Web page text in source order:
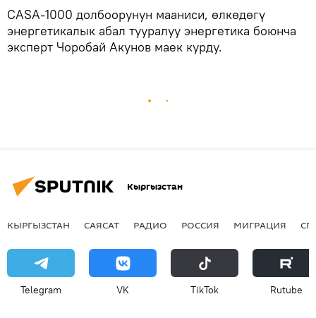
CASA-1000 долбоорунун мааниси, өлкөдөгү
энергетикалык абал тууралуу энергетика боюнча
эксперт Чоробай Акунов маек курду.
Кыргызстан
КЫРГЫЗСТАН САЯСАТ РАДИО РОССИЯ МИГРАЦИЯ
Telegram VK ТikТоk Rutube